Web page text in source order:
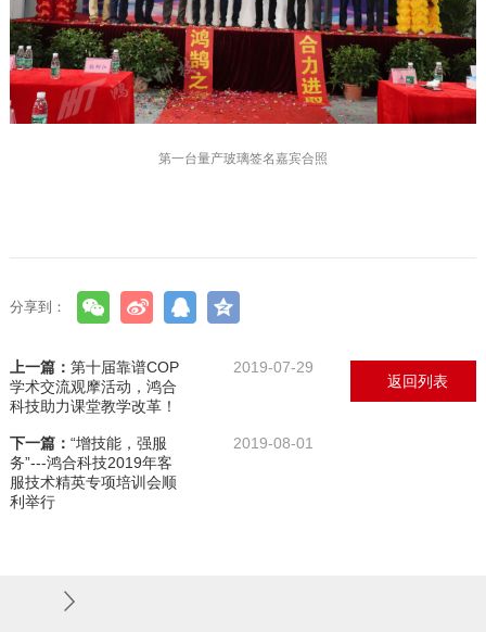
第一台量产玻璃签名嘉宾合照
分享到：
上一篇： 第十届靠谱COP
学术交流观摩活动，鸿合
科技助力课堂教学改革！
2019-07-29
下一篇： “增技能，强服
务”---鸿合科技2019年客
服技术精英专项培训会顺
利举行
2019-08-01
返回列表